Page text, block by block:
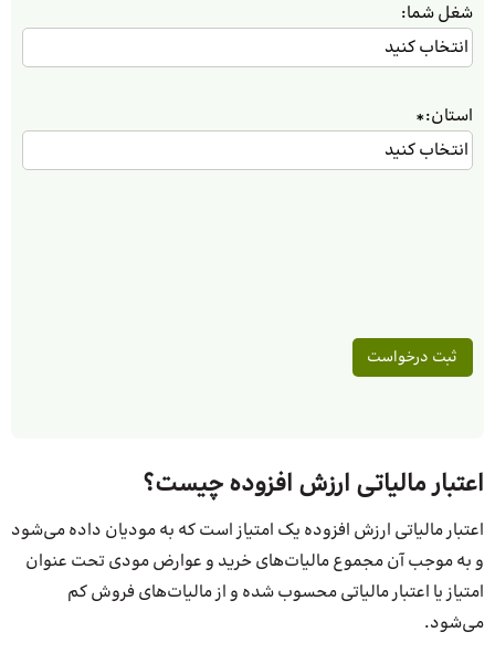
شغل شما:
استان:*
اعتبار مالیاتی ارزش افزوده چیست؟
اعتبار مالیاتی ارزش افزوده یک امتیاز است که به مودیان داده می‌‎شود
و به موجب آن مجموع مالیات‌های خرید و عوارض مودی تحت عنوان
امتیاز یا اعتبار مالیاتی محسوب شده و از مالیات‌های فروش کم
می‌شود.